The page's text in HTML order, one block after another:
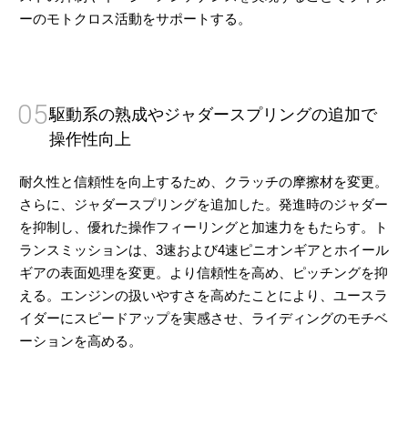
ーのモトクロス活動をサポートする。
05駆動系の熟成やジャダースプリングの追加で
操作性向上
耐久性と信頼性を向上するため、クラッチの摩擦材を変更。
さらに、ジャダースプリングを追加した。発進時のジャダー
を抑制し、優れた操作フィーリングと加速力をもたらす。ト
ランスミッションは、3速および4速ピニオンギアとホイール
ギアの表面処理を変更。より信頼性を高め、ピッチングを抑
える。エンジンの扱いやすさを高めたことにより、ユースラ
イダーにスピードアップを実感させ、ライディングのモチベ
ーションを高める。